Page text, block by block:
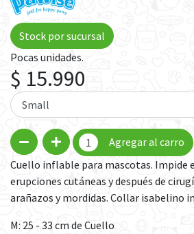
Stock por sucursal
Pocas unidades.
$ 15.990
Agregar al carro
Cuello inflable para mascotas. Impide
erupciones cutáneas y después de
arañazos y mordidas. Collar isabelino
M: 25 - 33 cm de Cuello